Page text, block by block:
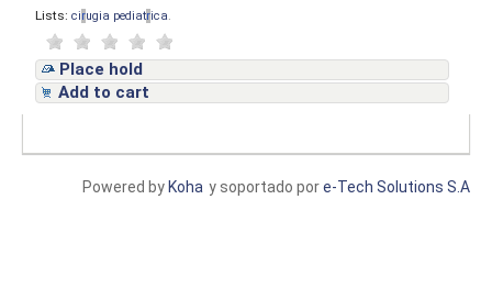
Lists: cirugia pediatrica
Place hold
Add to cart
y soportado pore-Tech Solutions S.A
Powered by Koha